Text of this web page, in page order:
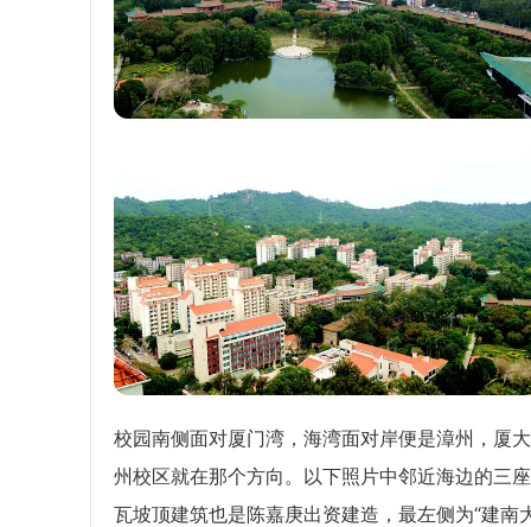
校园南侧面对厦门湾，海湾面对岸便是漳州，厦
州校区就在那个方向。以下照片中邻近海边的三
瓦坡顶建筑也是陈嘉庚出资建造，最左侧为“建南